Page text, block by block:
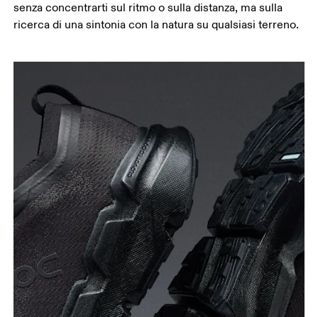
senza concentrarti sul ritmo o sulla distanza, ma sulla
ricerca di una sintonia con la natura su qualsiasi terreno.